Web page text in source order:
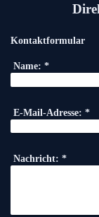
Kontaktformular
Name: *
E-Mail-Adresse: *
Nachricht: *